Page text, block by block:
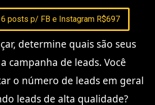
posts p/ FB e Instagram R$697
determine quais são seus
campanha de leads. Você
o número de leads em geral
leads de alta qualidade?